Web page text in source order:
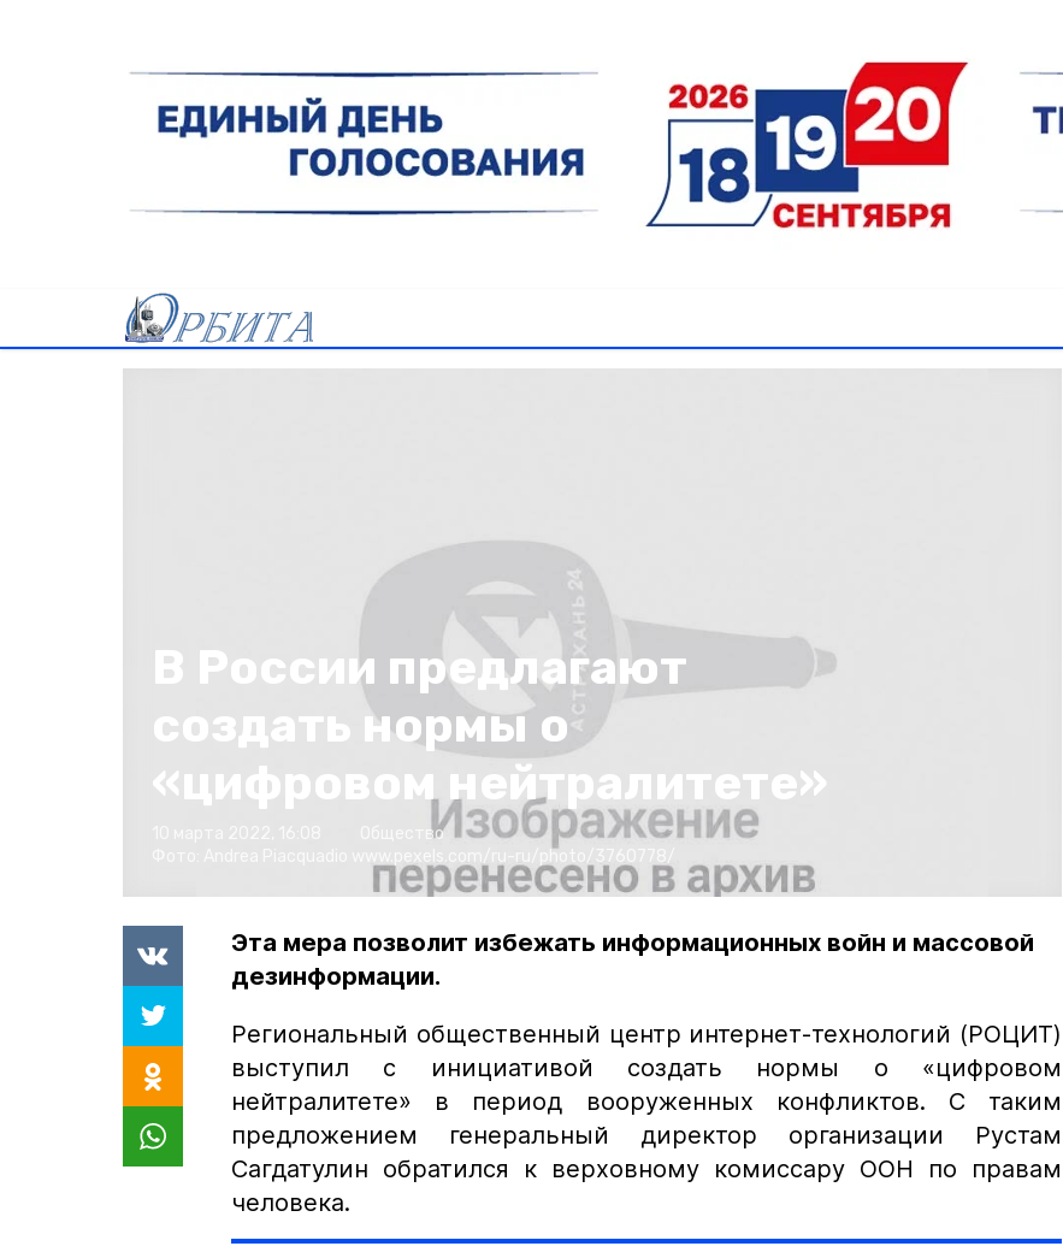
В России предлагают
создать нормы о
«цифровом нейтралитете»
Общество
www.pexels.com/ru-ru/photo/3760778/
Эта мера позволит избежать информационных войн и массовой
дезинформации.
Региональный общественный центр интернет-технологий (РОЦИТ)
выступил с инициативой создать нормы о «цифровом
нейтралитете» в период вооруженных конфликтов. С таким
предложением генеральный директор организации Рустам
Сагдатулин обратился к верховному комиссару ООН по правам
человека.